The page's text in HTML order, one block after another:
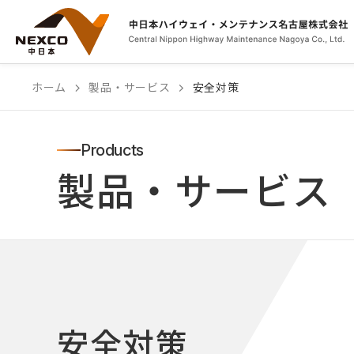
ホーム 製品・サービス 安全対策
Products
製品・サービス
安全対策